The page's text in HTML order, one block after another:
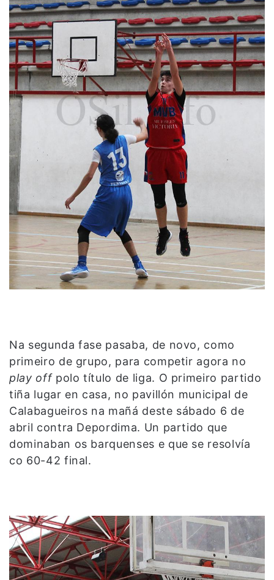
Na segunda fase pasaba, de novo, como
primeiro de grupo, para competir agora no
play offpolo título de liga. O primeiro partido
tiña lugar en casa, no pavillón municipal de
Calabagueiros na mañá deste sábado 6 de
abril contra Depordima. Un partido que
dominaban os barquenses e que se resolvía
co 60-42 final.